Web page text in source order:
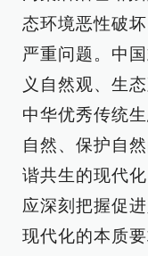
态环境恶性破
严重问题。中
义自然观、生
中华优秀传统
自然、保护自
谐共生的现代
应深刻把握促
现代化的本质